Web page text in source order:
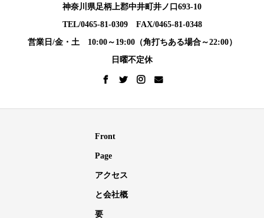
神奈川県足柄上郡中井町井ノ口693-10
TEL/0465-81-0309 FAX/0465-81-0348
営業日/金・土 10:00～19:00（角打ちある場合～22:00）
日曜不定休
Front
Page
アクセス
と会社概
要